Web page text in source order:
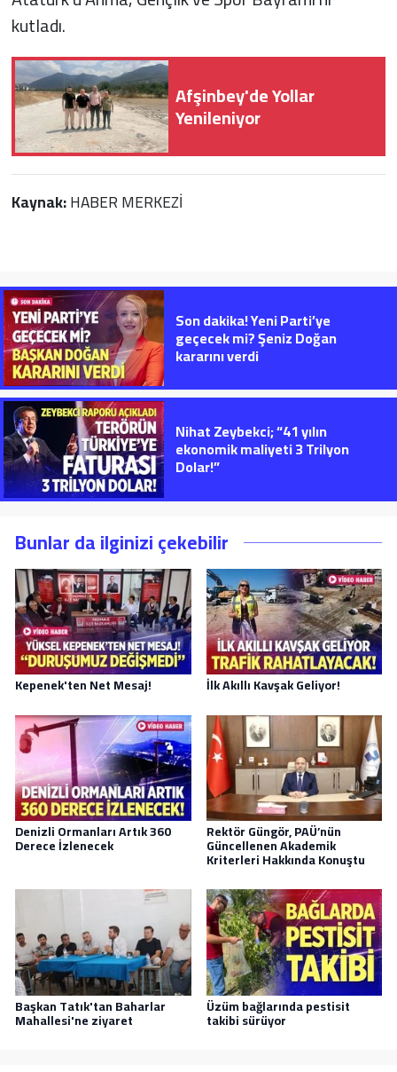
kutladı.
Afşinbey'de Yollar
Yenileniyor
Kaynak:HABER MERKEZİ
Son dakika! Yeni Parti’ye
geçecek mi? Şeniz Doğan
kararını verdi
Nihat Zeybekci; “41 yılın
ekonomik maliyeti 3 Trilyon
Dolar!”
Bunlar da ilginizi çekebilir
Kepenek'ten Net Mesaj! İlk Akıllı Kavşak Geliyor!
Denizli Ormanları Artık 360
Derece İzlenecek
Rektör Güngör, PAÜ’nün
Güncellenen Akademik
Kriterleri Hakkında Konuştu
Başkan Tatık'tan Baharlar
Mahallesi'ne ziyaret
Üzüm bağlarında pestisit
takibi sürüyor